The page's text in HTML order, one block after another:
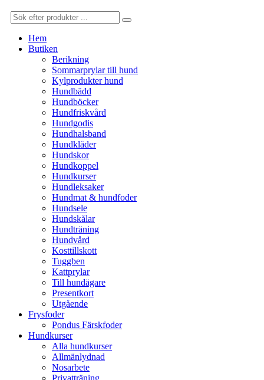
Hem
Butiken
Berikning
Sommarprylar till hund
Kylprodukter hund
Hundbädd
Hundböcker
Hundfriskvård
Hundgodis
Hundhalsband
Hundkläder
Hundskor
Hundkoppel
Hundkurser
Hundleksaker
Hundmat & hundfoder
Hundsele
Hundskålar
Hundträning
Hundvård
Kosttillskott
Tuggben
Kattprylar
Till hundägare
Presentkort
Utgående
Frysfoder
Pondus Färskfoder
Hundkurser
Alla hundkurser
Allmänlydnad
Nosarbete
Privatträning